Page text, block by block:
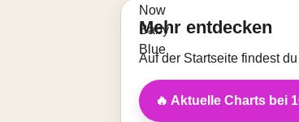
Mehr entdecken
Auf der Startseite findest
🔥 Aktuelle Charts bei